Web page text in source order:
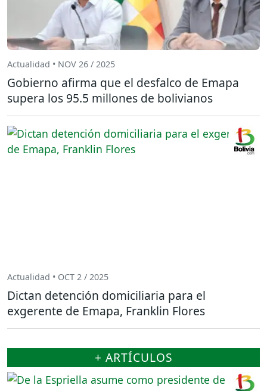
Actualidad • NOV 26 / 2025
Gobierno afirma que el desfalco de Emapa
supera los 95.5 millones de bolivianos
Actualidad • OCT 2 / 2025
Dictan detención domiciliaria para el
exgerente de Emapa, Franklin Flores
+ ARTÍCULOS